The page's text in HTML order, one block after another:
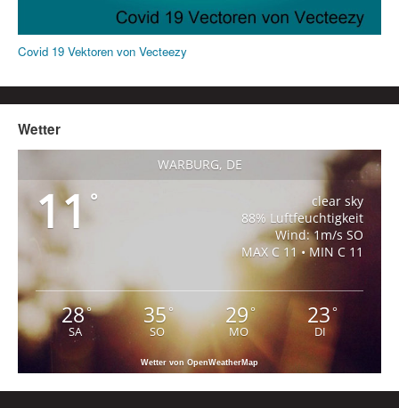
Covid 19 Vektoren von Vecteezy
Wetter
WARBURG, DE
11°
clear sky
88% Luftfeuchtigkeit
Wind: 1m/s SO
MAX C 11 • MIN C 11
28°
SA
35°
SO
29°
MO
23°
DI
Wetter von OpenWeatherMap